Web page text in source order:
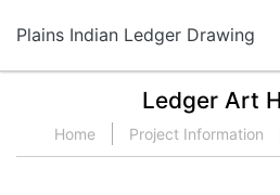
Plains Indian Ledger Drawing
Ledger Art
Home Project Information